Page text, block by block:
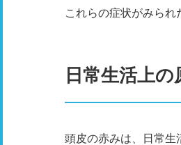
これらの症状がみられ
日常生活上
頭皮の赤みは、日常生